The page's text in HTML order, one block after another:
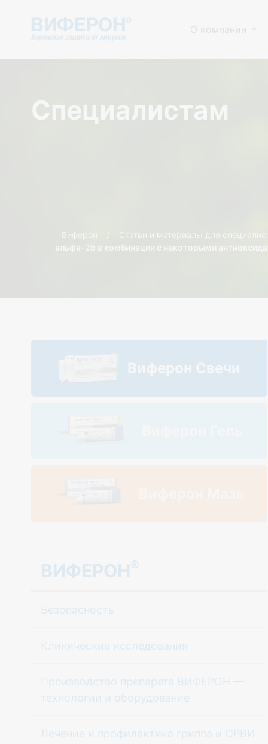
Специалистам
Виферон
Статьи и материалы для
альфа-2b в комбинации с некоторыми
Виферон Свечи
ВИФЕРОН®
Безопасность
Клинические исследования
Производство препарата ВИФЕРОН —
технологии и оборудование
Лечение и профилактика гриппа и ОРВИ